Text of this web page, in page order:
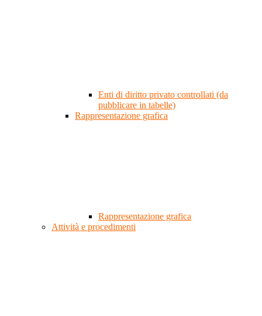
Enti di diritto privato controllati (da
pubblicare in tabelle)
Rappresentazione grafica
Rappresentazione grafica
Attività e procedimenti